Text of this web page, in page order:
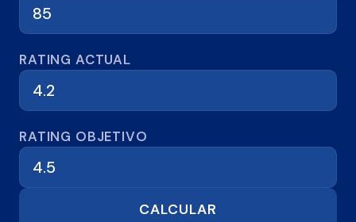
RATING ACTUAL
RATING OBJETIVO
CALCULAR